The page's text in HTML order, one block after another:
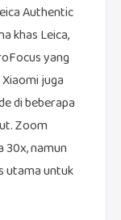
Authentic
khas Leica,
yang
juga
di beberapa
Zoom
30x, namun
utama untuk